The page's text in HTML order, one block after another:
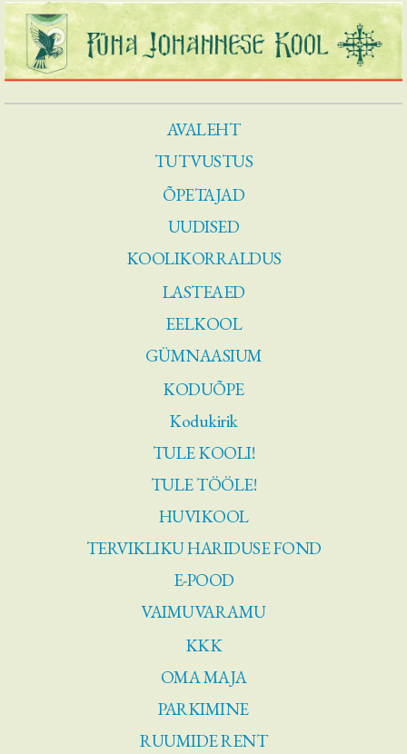
AVALEHT
TUTVUSTUS
ÕPETAJAD
UUDISED
KOOLIKORRALDUS
LASTEAED
EELKOOL
GÜMNAASIUM
KODUÕPE
Kodukirik
TULE KOOLI!
TULE TÖÖLE!
HUVIKOOL
TERVIKLIKU HARIDUSE FOND
E-POOD
VAIMUVARAMU
KKK
OMA MAJA
PARKIMINE
RUUMIDE RENT